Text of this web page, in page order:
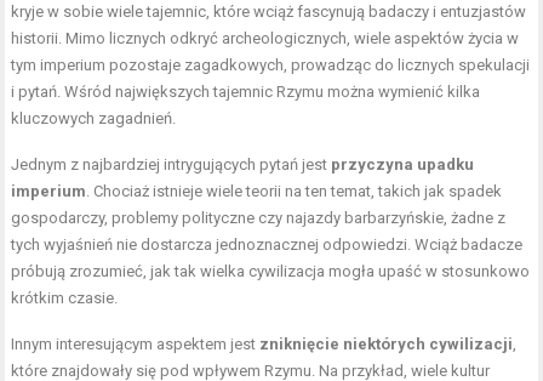
kryje w sobie wiele tajemnic, które wciąż fascynują badaczy i entuzjastów
historii. Mimo licznych odkryć archeologicznych, wiele aspektów życia w
tym imperium pozostaje zagadkowych, prowadząc do licznych spekulacji
i pytań. Wśród największych tajemnic Rzymu można wymienić kilka
kluczowych zagadnień.
Jednym z najbardziej intrygujących pytań jest przyczyna upadku
imperium . Chociaż istnieje wiele teorii na ten temat, takich jak spadek
gospodarczy, problemy polityczne czy najazdy barbarzyńskie, żadne z
tych wyjaśnień nie dostarcza jednoznacznej odpowiedzi. Wciąż badacze
próbują zrozumieć, jak tak wielka cywilizacja mogła upaść w stosunkowo
krótkim czasie.
Innym interesującym aspektem jest zniknięcie niektórych cywilizacji
które znajdowały się pod wpływem Rzymu. Na przykład, wiele kultur